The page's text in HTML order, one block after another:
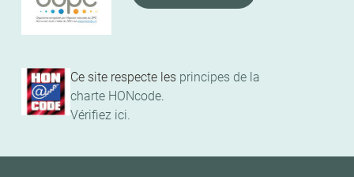
Ce site respecte les principes de la
charte HONcode.
Vérifiez ici.